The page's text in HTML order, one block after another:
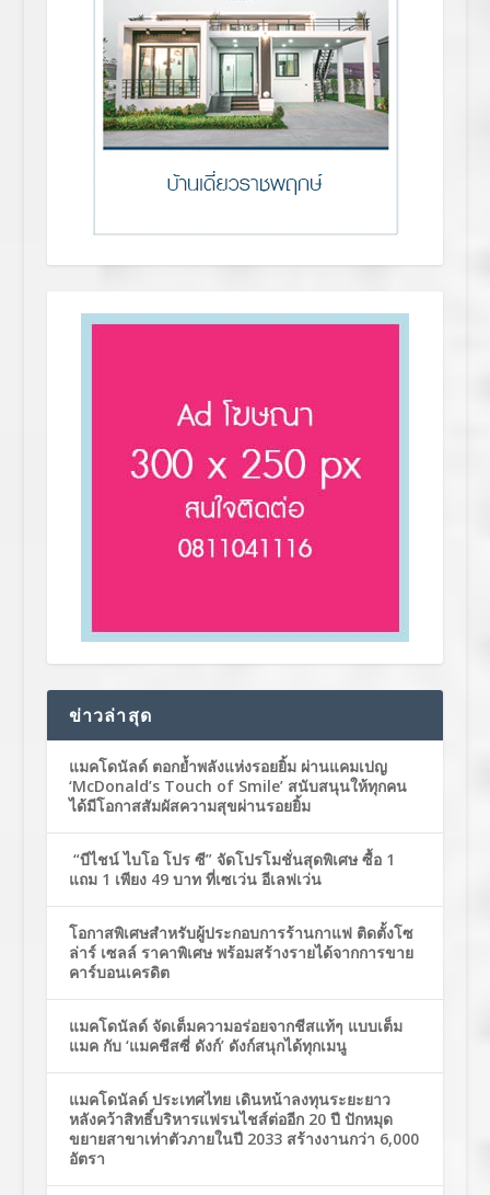
ข่าวล่าสุด
แมคโดนัลด์ ตอกย้ำพลังแห่งรอยยิ้ม ผ่านแคมเปญ
‘McDonald’s Touch of Smile’ สนับสนุนให้ทุกคน
ได้มีโอกาสสัมผัสความสุขผ่านรอยยิ้ม
“บีไชน์ ไบโอ โปร ซี” จัดโปรโมชั่นสุดพิเศษ ซื้อ 1
แถม 1 เพียง 49 บาท ที่เซเว่น อีเลฟเว่น
โอกาสพิเศษสำหรับผู้ประกอบการร้านกาแฟ ติดตั้งโซ
ล่าร์ เซลล์ ราคาพิเศษ พร้อมสร้างรายได้จากการขาย
คาร์บอนเครดิต
แมคโดนัลด์ จัดเต็มความอร่อยจากชีสแท้ๆ แบบเต็ม
แมค กับ ‘แมคชีสซี่ ดังก์’ ดังก์สนุกได้ทุกเมนู
แมคโดนัลด์ ประเทศไทย เดินหน้าลงทุนระยะยาว
หลังคว้าสิทธิ์บริหารแฟรนไชส์ต่ออีก 20 ปี ปักหมุด
ขยายสาขาเท่าตัวภายในปี 2033 สร้างงานกว่า 6,000
อัตรา